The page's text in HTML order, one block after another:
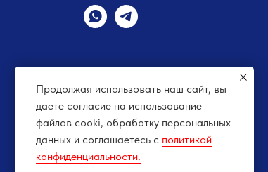
Продолжая использовать наш сайт, вы
даете согласие на использование
файлов cooki, обработку персональных
данных и соглашаетесь c политикой
конфиденциальности.